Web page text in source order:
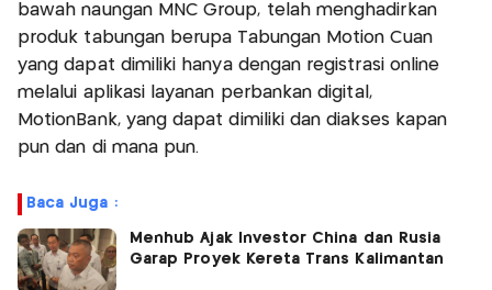
bawah naungan MNC Group, telah menghadirkan
produk tabungan berupa Tabungan Motion Cuan
yang dapat dimiliki hanya dengan registrasi online
melalui aplikasi layanan perbankan digital,
MotionBank, yang dapat dimiliki dan diakses kapan
pun dan di mana pun.
Baca Juga :
Menhub Ajak Investor China dan Rusia
Garap Proyek Kereta Trans Kalimantan